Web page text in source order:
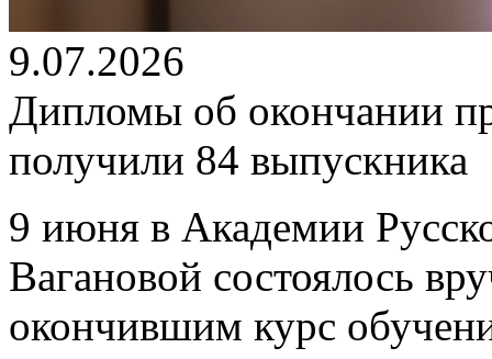
9.07.2026
Дипломы об окончании
получили 84 выпускника
9 июня в Академии
Вагановой состоялось
окончившим курс